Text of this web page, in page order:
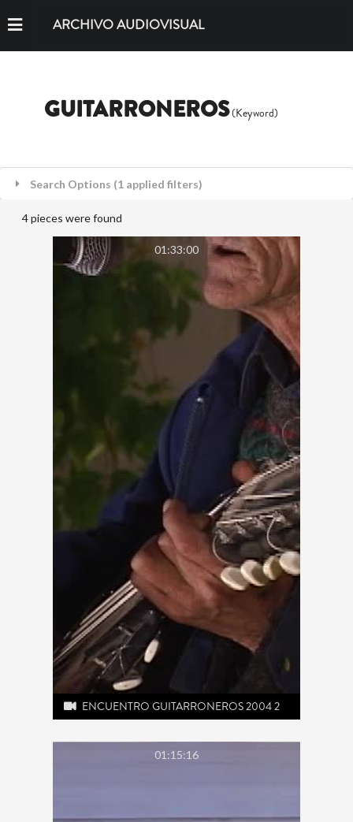
ARCHIVO AUDIOVISUAL
GUITARRONEROS(Keyword)
Search Options (1 applied filters)
4 pieces were found
01:33:00
ENCUENTRO GUITARRONEROS 2004 2
01:15:16